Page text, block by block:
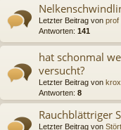
Letzter Beitrag von prof
Antworten: 141
hat schonmal
versucht?
Letzter Beitrag von
Antworten: 8
Rauchblättriger
Letzter Beitrag von